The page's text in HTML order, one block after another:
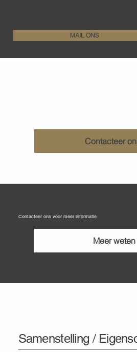
MAIL ONS
Contacteer
Contacteer ons voor meer informatie
Meer weten
Samenstelling /